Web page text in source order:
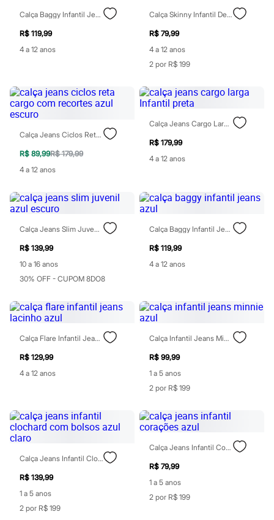
Botas
Chinelos
Pantufas
Rasteirinhas
Sandálias
Marcas
Baby Club
Fifteen
Miss Fifteen
Palomino
Moda íntima
Calcinhas
Meias
Moda praia
Biquínis e Maiôs
Sungas
Bluey
Disney
Hello Kitty
Homem Aranha
Naruto
Patrulha Canina
Stitch
Beleza
Kits
Perfumes árabes
Escovas e Pentes
Finalizadores
Shampoo
Cuidados com o corpo
Hidratante
Protetor solar
Tratamento
Cuidados com o rosto
Esfoliante
Calça Baggy Infantil Jeans Marmorizada Cinza
R$ 119,99
4 a 12 anos
Calça Skinny Infantil De Sarja Azul
R$ 79,99
4 a 12 anos
2 por R$ 199
Calça Jeans Ciclos Reta Cargo Com Recortes Azul Escuro
R$ 89,99R$ 179,99
4 a 12 anos
Calça Jeans Cargo Larga Infantil Preta
R$ 179,99
4 a 12 anos
Calça Jeans Slim Juvenil Azul Escuro
R$ 139,99
10 a 16 anos
30% OFF - CUPOM 8DO8
Calça Baggy Infantil Jeans Azul
R$ 119,99
4 a 12 anos
Calça Flare Infantil Jeans Lacinho Azul
R$ 129,99
4 a 12 anos
Calça Infantil Jeans Minnie Azul
R$ 99,99
1 a 5 anos
2 por R$ 199
Calça Jeans Infantil Clochard Com Bolsos Azul Claro
R$ 139,99
1 a 5 anos
2 por R$ 199
Calça Jeans Infantil Corações Azul
R$ 79,99
1 a 5 anos
2 por R$ 199